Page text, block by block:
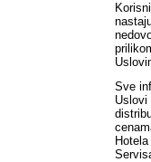
Sve